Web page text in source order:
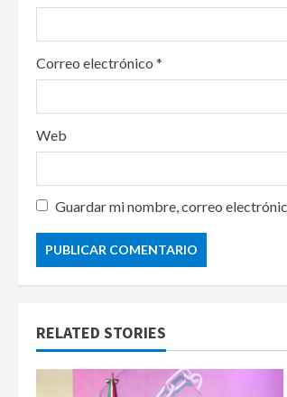
Correo electrónico *
Web
Guardar mi nombre, correo
RELATED STORIES